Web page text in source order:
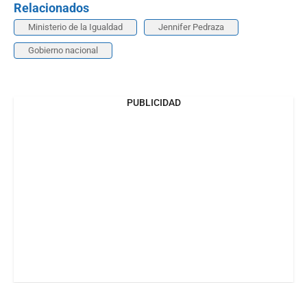
Relacionados
Ministerio de la Igualdad Jennifer Pedraza
Gobierno nacional
PUBLICIDAD